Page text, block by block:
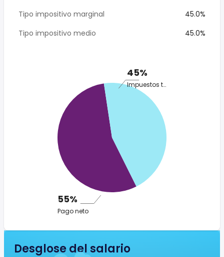
Tipo impositivo marginal
45.0%
Tipo impositivo medio
45.0%
45%
Impuestos totales
55%
Pago neto
Desglose del salario